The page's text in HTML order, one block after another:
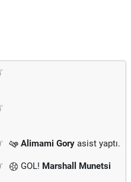
Alimami Gory asist yaptı.
GOL! Marshall Munetsi